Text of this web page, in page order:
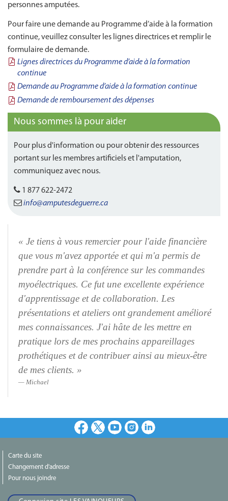
personnes amputées.
Pour faire une demande au Programme d’aide à la formation
continue, veuillez consulter les lignes directrices et remplir le
formulaire de demande.
Lignes directrices du Programme d’aide à la formation
continue
Demande au Programme d’aide à la formation continue
Demande de remboursement des dépenses
Nous sommes là pour aider
Pour plus d'information ou pour obtenir des ressources
portant sur les membres artificiels et l'amputation,
communiquez avec nous.
1 877 622-2472
info@amputesdeguerre.ca
« Je tiens à vous remercier pour l'aide financière
que vous m'avez apportée et qui m'a permis de
prendre part à la conférence sur les commandes
myoélectriques. Ce fut une excellente expérience
d'apprentissage et de collaboration. Les
présentations et ateliers ont grandement amélioré
mes connaissances. J'ai hâte de les mettre en
pratique lors de mes prochains appareillages
prothétiques et de contribuer ainsi au mieux-être
de mes clients. »
Michael
Facebook
X YoutubeInstagramLinkedIn
Carte du site
Changement d'adresse
Pour nous joindre